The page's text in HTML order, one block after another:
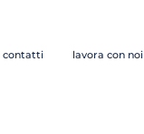
contatti lavora con noi